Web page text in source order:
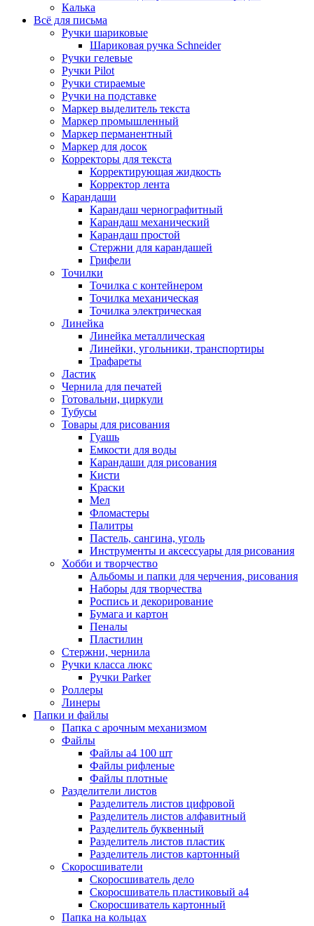
Калька
Всё для письма
Ручки шариковые
Шариковая ручка Schneider
Ручки гелевые
Ручки Pilot
Ручки стираемые
Ручки на подставке
Маркер выделитель текста
Маркер промышленный
Маркер перманентный
Маркер для досок
Корректоры для текста
Корректирующая жидкость
Корректор лента
Карандаши
Карандаш чернографитный
Карандаш механический
Карандаш простой
Стержни для карандашей
Грифели
Точилки
Точилка с контейнером
Точилка механическая
Точилка электрическая
Линейка
Линейка металлическая
Линейки, угольники, транспортиры
Трафареты
Ластик
Чернила для печатей
Готовальни, циркули
Тубусы
Товары для рисования
Гуашь
Емкости для воды
Карандаши для рисования
Кисти
Краски
Мел
Фломастеры
Палитры
Пастель, сангина, уголь
Инструменты и аксессуары для рисования
Хобби и творчество
Альбомы и папки для черчения, рисования
Наборы для творчества
Роспись и декорирование
Бумага и картон
Пеналы
Пластилин
Стержни, чернила
Ручки класса люкс
Ручки Parker
Роллеры
Линеры
Папки и файлы
Папка с арочным механизмом
Файлы
Файлы а4 100 шт
Файлы рифленые
Файлы плотные
Разделители листов
Разделитель листов цифровой
Разделитель листов алфавитный
Разделитель буквенный
Разделитель листов пластик
Разделитель листов картонный
Скоросшиватели
Скоросшиватель дело
Скоросшиватель пластиковый а4
Скоросшиватель картонный
Папка на кольцах